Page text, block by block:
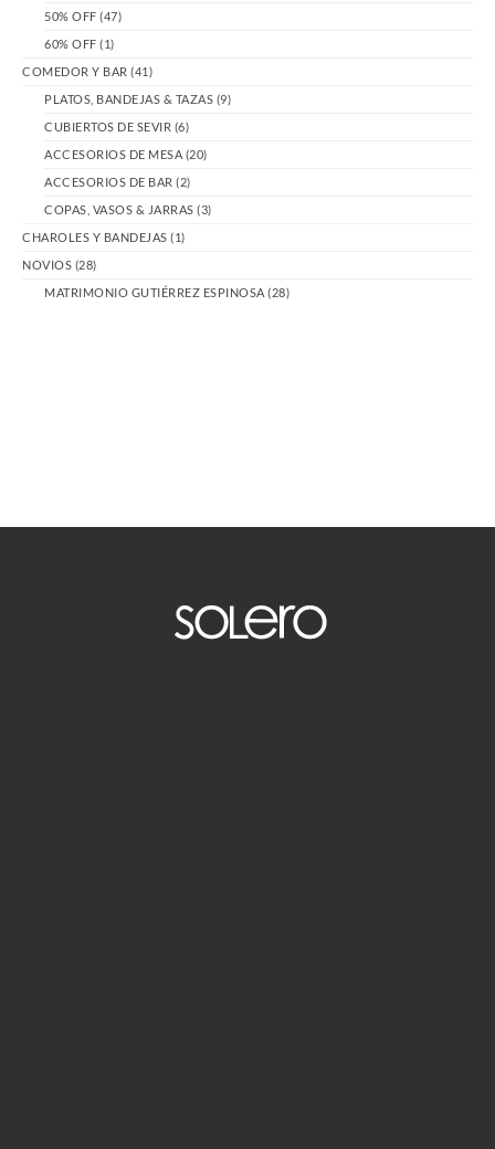
50% OFF (47)
60% OFF (1)
COMEDOR Y BAR (41)
PLATOS, BANDEJAS & TAZAS (9)
CUBIERTOS DE SEVIR (6)
ACCESORIOS DE MESA (20)
ACCESORIOS DE BAR (2)
COPAS, VASOS & JARRAS (3)
CHAROLES Y BANDEJAS (1)
NOVIOS (28)
MATRIMONIO GUTIÉRREZ ESPINOSA (28)